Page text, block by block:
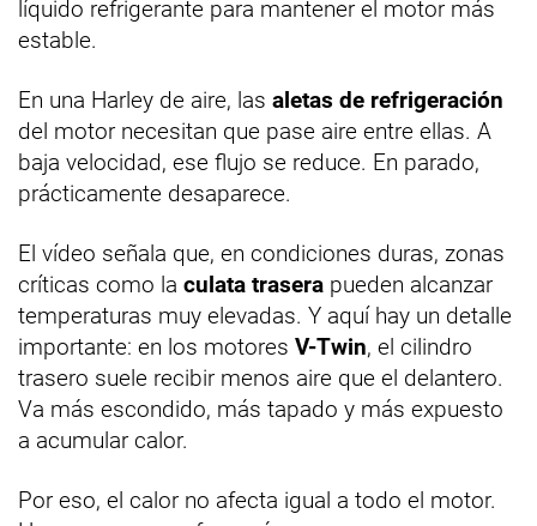
líquido refrigerante para mantener el motor más
estable.
En una Harley de aire, las aletas de refrigeración
del motor necesitan que pase aire entre ellas. A
baja velocidad, ese flujo se reduce. En parado,
prácticamente desaparece.
El vídeo señala que, en condiciones duras, zonas
críticas como la culata trasera pueden alcanzar
temperaturas muy elevadas. Y aquí hay un detalle
importante: en los motores V-Twin, el cilindro
trasero suele recibir menos aire que el delantero.
Va más escondido, más tapado y más expuesto
a acumular calor.
Por eso, el calor no afecta igual a todo el motor.